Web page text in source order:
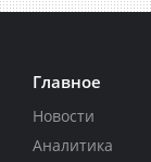
Главное
Новости
Аналитика